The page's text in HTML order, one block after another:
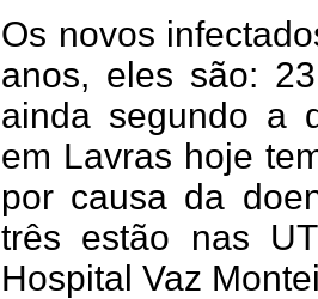
Os novos
anos, eles são:
ainda segundo a
em Lavras hoje
por causa da
três estão nas
Hospital Vaz